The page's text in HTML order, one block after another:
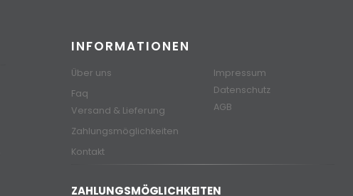
INFORMATIONEN
Über uns
Faq
Versand & Lieferung
Zahlungsmöglichkeiten
Kontakt
Impressum
Datenschutz
AGB
ZAHLUNGSMÖGLICHKEITEN